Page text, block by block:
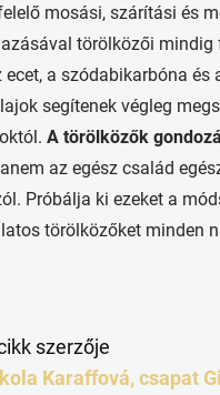
mosási, szárítási és
törölközői mindig
a szódabikarbóna és
segítenek végleg
A törölközők
az egész család
Próbálja ki ezeket a
törölközőket minden
szerzője
Karaffová, csapat